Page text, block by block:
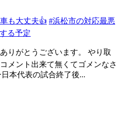
も大丈夫👍 #浜松市の対応最悪
る予定
りがとうございます。 やり取
メント出来て無くてゴメンなさ
本代表の試合終了後...